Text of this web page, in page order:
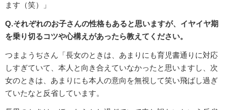
ます（笑）」
Q.それぞれのお子さんの性格もあると思いますが、イヤイヤ期
を乗り切るコツや心構えがあったら教えてください。
つまようぢさん「長女のときは、あまりにも育児書通りに対応
しすぎていて、本人と向き合えていなかったと思いますし、次
女のときは、あまりにも本人の意向を無視して笑い飛ばし過ぎ
ていたなと反省しています。